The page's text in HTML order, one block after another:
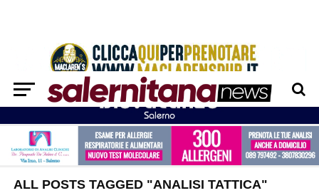
ALL POSTS TAGGED "ANALISI TATTICA"